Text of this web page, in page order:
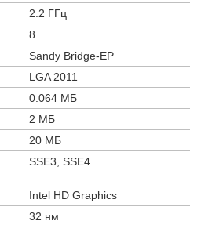
2.2 ГГц
8
Sandy Bridge-EP
LGA 2011
0.064 МБ
2 МБ
20 МБ
SSE3, SSE4
Intel HD Graphics
32 нм